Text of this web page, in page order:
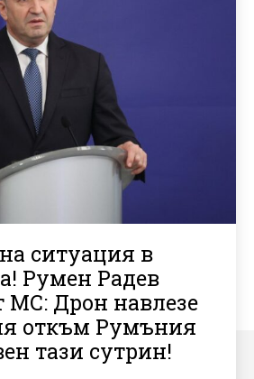
ситуация в
Румен Радев
МС: Дрон навлезе
откъм Румъния
тази сутрин!